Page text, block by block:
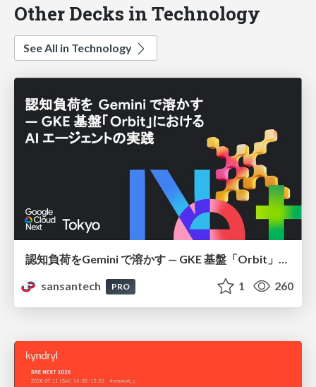
Other Decks in Technology
See All in Technology
sansantech
PRO 1 260